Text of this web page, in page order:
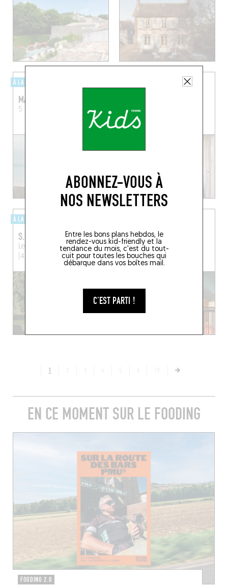
ABONNEZ-VOUS À
NOS NEWSLETTERS
Entre les bons plans hebdos, le
rendez-vous kid-friendly et la
tendance du mois, c'est du tout-
cuit pour toutes les bouches qui
débarque dans vos boîtes mail.
C'EST PARTI !
À LA MER
MAISON MINARD
5 Minard Plouézec (22470)
Chem. du Servoir 105
Braine-le-Comte (7090)
À LA CAMPAGNE
S.O.L
Le Perrat
Lion-en-Sullias
(45600)
MAISON NINO
3 Imp. de Compiègne
Villers-Cotterêts (02600)
1
EN CE MOMENT SUR LE FOODING
FOODING 2.0